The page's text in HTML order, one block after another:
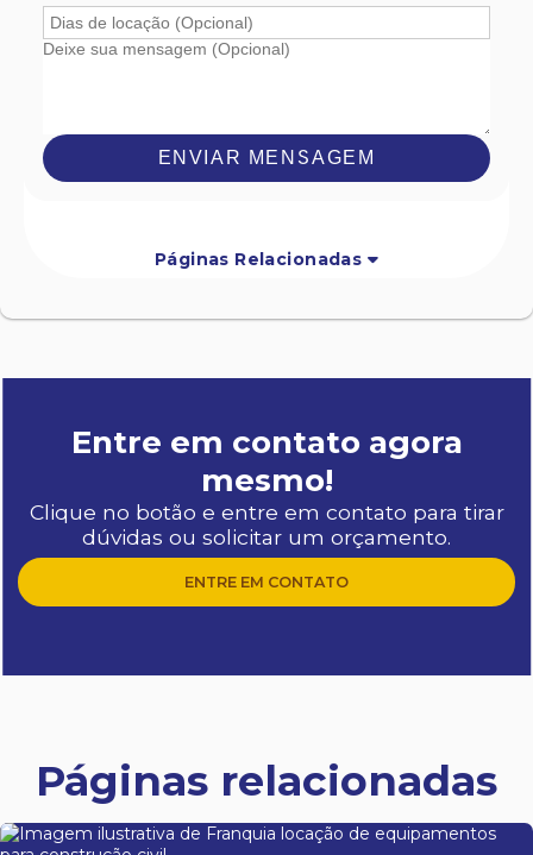
ENVIAR MENSAGEM
Páginas Relacionadas
Entre em contato agora
mesmo!
Clique no botão e entre em contato para tirar
dúvidas ou solicitar um orçamento.
ENTRE EM CONTATO
Páginas relacionadas